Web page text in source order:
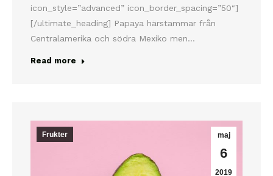
icon_style=”advanced” icon_border_spacing=”50″]
[/ultimate_heading] Papaya härstammar från
Centralamerika och södra Mexiko men…
Read more
maj
6
2019
Frukter